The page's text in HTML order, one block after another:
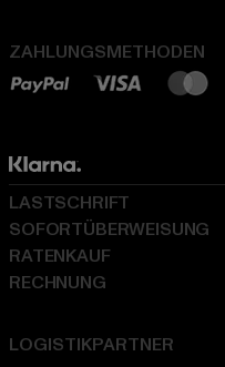
ZAHLUNGSMETHODEN
LOGISTIKPARTNER
LASTSCHRIFT
SOFORTÜBERWEISUNG
RATENKAUF
RECHNUNG